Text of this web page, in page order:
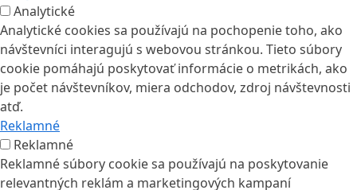
Analytické
Analytické cookies sa používajú na pochopenie toho, ako
návštevníci interagujú s webovou stránkou. Tieto súbory
cookie pomáhajú poskytovať informácie o metrikách, ako
je počet návštevníkov, miera odchodov, zdroj návštevnosti
atď.
Reklamné
Reklamné
Reklamné súbory cookie sa používajú na poskytovanie
relevantných reklám a marketingových kampaní